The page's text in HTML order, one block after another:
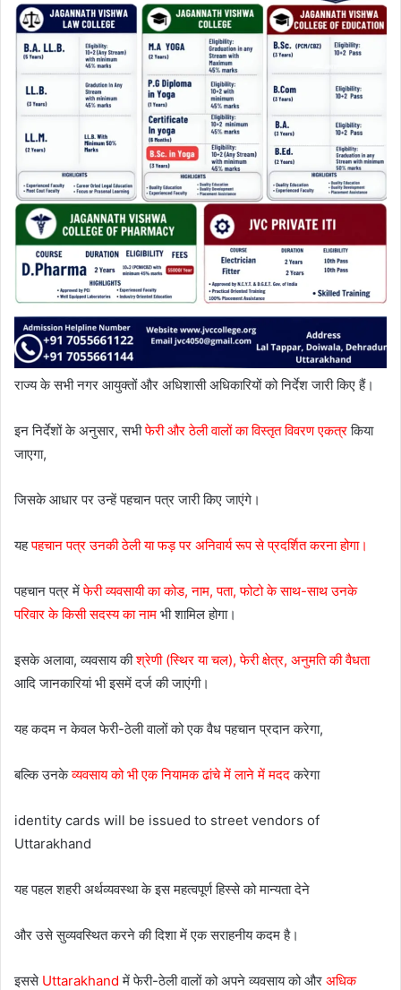
राज्य के सभी नगर आयुक्तों और अधिशासी अधिकारियों को निर्देश जारी किए हैं।
इन निर्देशों के अनुसार, सभीफेरी और ठेली वालों का विस्तृत विवरण एकत्रकिया
जाएगा,
जिसके आधार पर उन्हें पहचान पत्र जारी किए जाएंगे।
यहपहचान पत्र उनकी ठेली या फड़ पर अनिवार्य रूप से प्रदर्शित करना होगा।
पहचान पत्र मेंफेरी व्यवसायी का कोड, नाम, पता, फोटो के साथ-साथ उनके
परिवार के किसी सदस्य का नाम भी शामिल होगा।
इसके अलावा, व्यवसाय कीश्रेणी (स्थिर या चल), फेरी क्षेत्र, अनुमति की वैधता
आदि जानकारियां भी इसमें दर्ज की जाएंगी।
यह कदम न केवल फेरी-ठेली वालों को एक वैध पहचान प्रदान करेगा,
बल्कि उनकेव्यवसाय को भी एक नियामक ढांचे में लाने में मददकरेगा
identity cards will be issued to street vendors of
Uttarakhand
यह पहल शहरी अर्थव्यवस्था के इस महत्वपूर्ण हिस्से को मान्यता देने
और उसे सुव्यवस्थित करने की दिशा में एक सराहनीय कदम है।
इससे Uttarakhand में फेरी-ठेली वालों को अपने व्यवसाय को और अधिक